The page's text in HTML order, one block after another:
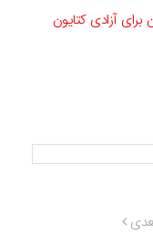
آزادی کتایون